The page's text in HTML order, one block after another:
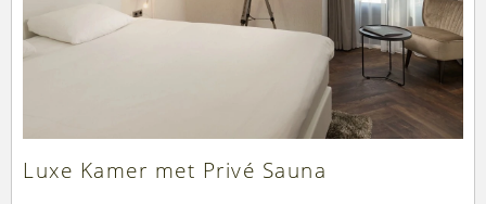
Luxe Kamer met Privé Sauna